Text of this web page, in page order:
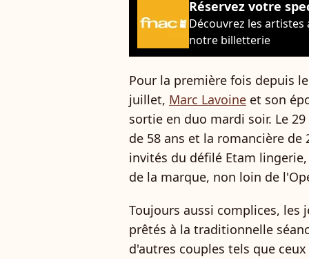
Réservez votre
Découvrez les
notre billetterie
Pour la première fois depuis
juillet, Marc Lavoine et son
sortie en duo mardi soir. Le
de 58 ans et la romancière
invités du défilé Etam
de la marque, non loin de
Toujours aussi complices, les
prêtés à la traditionnelle
d'autres couples tels que